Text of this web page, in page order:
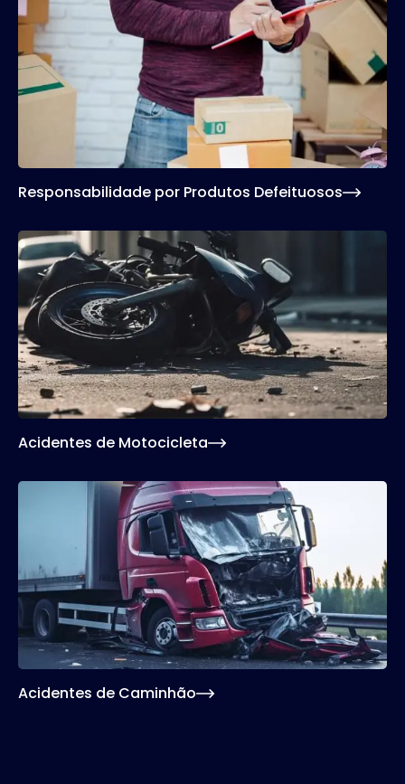
Responsabilidade por Produtos Defeituosos
Acidentes de Motocicleta
Acidentes de Caminhão